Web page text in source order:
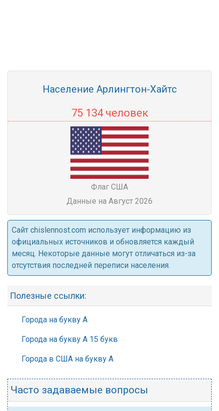
Население Арлингтон-Хайтс
75 134 человек
Флаг США
Данные на Август 2026
Cайт chislennost.com использует информацию из
официальных источников и обновляется каждый
месяц. Некоторые данные могут отличаться из-за
отсутствия последней переписи населения.
Полезные ссылки:
Города на букву А
Города на букву А 15 букв
Города в США на букву А
Часто задаваемые вопросы